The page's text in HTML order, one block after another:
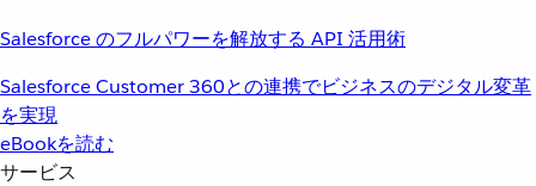
Salesforce のフルパワーを解放する API 活用術
Salesforce Customer 360との連携でビジネスのデジタル変革
を実現
eBookを読む
サービス